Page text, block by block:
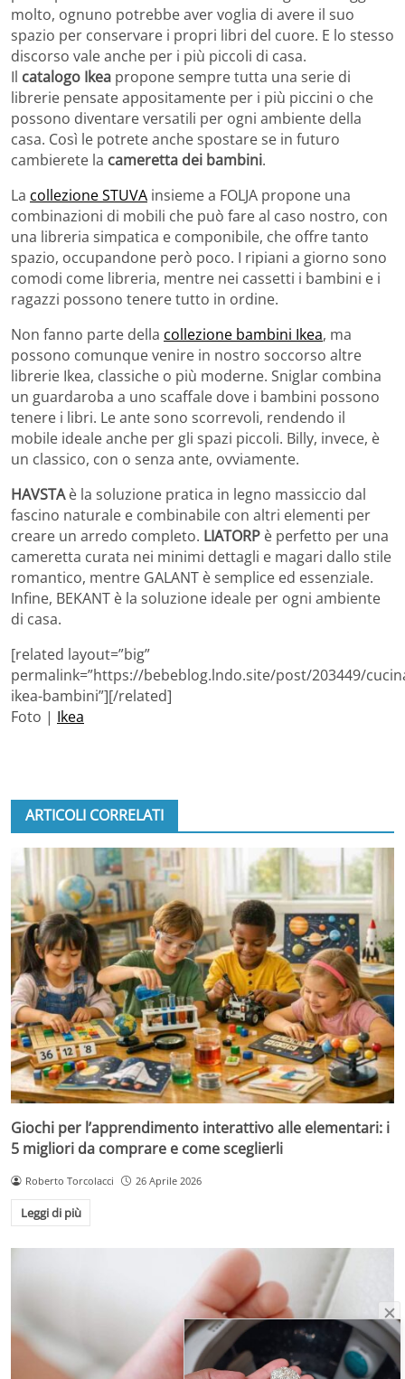
molto, ognuno potrebbe aver voglia di avere il suo
spazio per conservare i propri libri del cuore. E lo stesso
discorso vale anche per i più piccoli di casa.
Il catalogo Ikea propone sempre tutta una serie di
librerie pensate appositamente per i più piccini o che
possono diventare versatili per ogni ambiente della
casa. Così le potrete anche spostare se in futuro
cambierete la cameretta dei bambini.
La collezione STUVA insieme a FOLJA propone una
combinazioni di mobili che può fare al caso nostro, con
una libreria simpatica e componibile, che offre tanto
spazio, occupandone però poco. I ripiani a giorno sono
comodi come libreria, mentre nei cassetti i bambini e i
ragazzi possono tenere tutto in ordine.
Non fanno parte della collezione bambini Ikea, ma
possono comunque venire in nostro soccorso altre
librerie Ikea, classiche o più moderne. Sniglar combina
un guardaroba a uno scaffale dove i bambini possono
tenere i libri. Le ante sono scorrevoli, rendendo il
mobile ideale anche per gli spazi piccoli. Billy, invece, è
un classico, con o senza ante, ovviamente.
HAVSTAè la soluzione pratica in legno massiccio dal
fascino naturale e combinabile con altri elementi per
creare un arredo completo. LIATORP è perfetto per una
cameretta curata nei minimi dettagli e magari dallo stile
romantico, mentre GALANT è semplice ed essenziale.
Infine, BEKANT è la soluzione ideale per ogni ambiente
di casa.
[related layout=”big”
permalink=”https://bebeblog.lndo.site/post/203449/
ikea-bambini”][/related]
Foto | Ikea
ARTICOLI CORRELATI
Giochi per l’apprendimento interattivo alle elementari: i
5 migliori da comprare e come sceglierli
Roberto Torcolacci 26 Aprile 2026
Leggi di più